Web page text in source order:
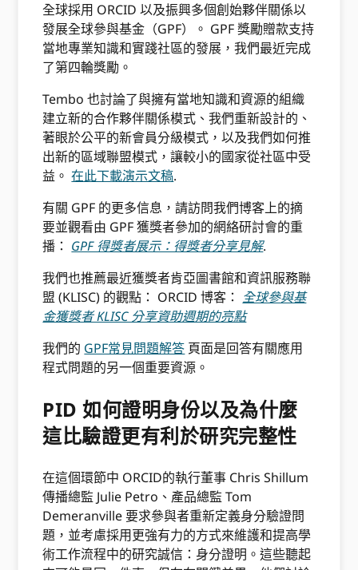
全球採用 ORCID 以及振興多個創始夥伴關係以
發展全球參與基金（GPF）。 GPF 獎勵贈款支持
當地專業知識和實踐社區的發展，我們最近完成
了第四輪獎勵。
Tembo 也討論了與擁有當地知識和資源的組織
建立新的合作夥伴關係模式、我們重新設計的、
著眼於公平的新會員分級模式，以及我們如何推
出新的區域聯盟模式，讓較小的國家從社區中受
益。在此下載演示文稿.
有關 GPF 的更多信息，請訪問我們博客上的摘
要並觀看由 GPF 獲獎者參加的網絡研討會的重
播： GPF 得獎者展示：得獎者分享見解.
我們也推薦最近獲獎者肯亞圖書館和資訊服務聯
盟 (KLISC) 的觀點： ORCID 博客： 全球參與基
金獲獎者 KLISC 分享資助週期的亮點
我們的 GPF常見問題解答 頁面是回答有關應用
程式問題的另一個重要資源。
PID 如何證明身份以及為什麼
這比驗證更有利於研究完整性
在這個環節中 ORCID的執行董事 Chris Shillum
傳播總監 Julie Petro、產品總監 Tom
Demeranville 要求參與者重新定義身分驗證問
題，並考慮採用更強有力的方式來維護和提高學
術工作流程中的研究誠信：身分證明。這些聽起